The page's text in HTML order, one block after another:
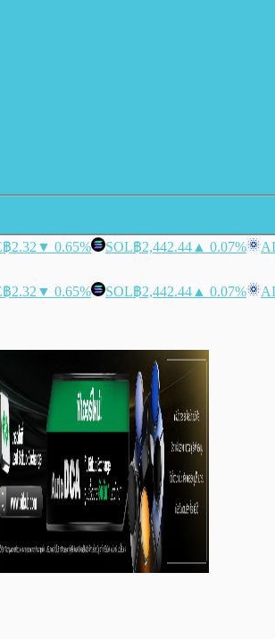
฿2.32 ▼ 0.65% SOL฿2,442.44 ▲ 0.07%
฿2.32 ▼ 0.65% SOL฿2,442.44 ▲ 0.07%